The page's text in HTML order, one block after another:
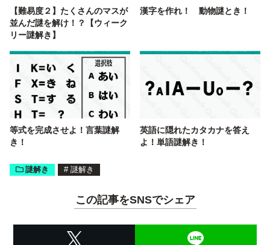
【難易度２】たくさんのマスが
並んだ謎を解け！？【ウィーク
リー謎解き】
漢字を作れ！ 動物謎とき！
等式を完成させよ！言葉謎解
き！
英語に隠れたカタカナを答え
よ！単語謎解き！
謎解き # 謎解き
この記事をSNSでシェア